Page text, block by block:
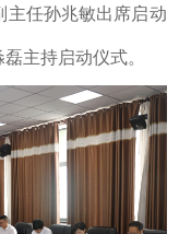
主任孙兆敏出席启动
主持启动仪式。